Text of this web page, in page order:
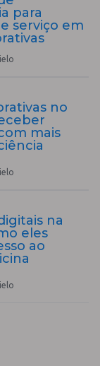
para
serviço em
no
mais
na
eles
ao